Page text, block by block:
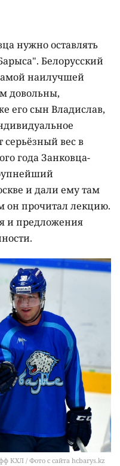
нужно оставлять
Белорусский
наилучшей
довольны,
его сын Владислав,
серьёзный вес в
года Занковца-
и дали ему там
он прочитал лекцию.
и предложения
КХЛ / Фото с сайта hcbarys.kz